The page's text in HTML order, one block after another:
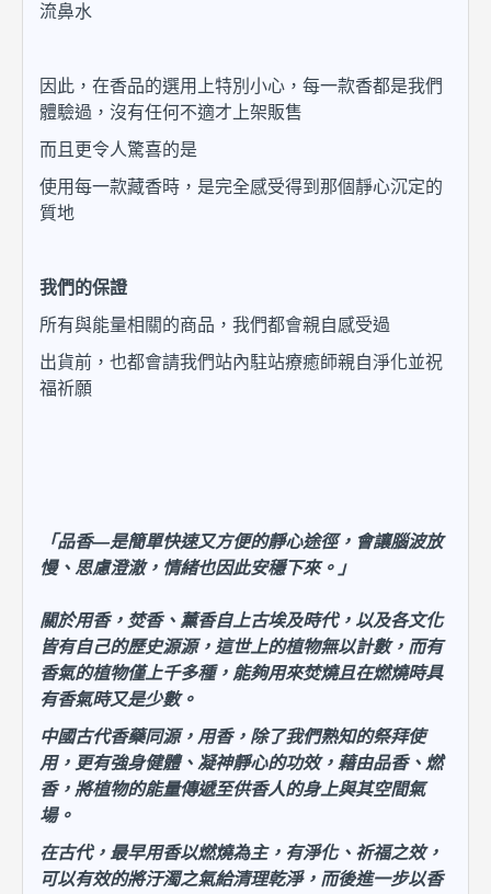
流鼻水
因此，在香品的選用上特別小心，每一款香都是我們
體驗過，沒有任何不適才上架販售
而且更令人驚喜的是
使用每一款藏香時，是完全感受得到那個靜心沉定的
質地
我們的保證
所有與能量相關的商品，我們都會親自感受過
出貨前，也都會請我們站內駐站療癒師親自淨化並祝
福祈願
「品香—是簡單快速又方便的靜心途徑，會讓腦波放
慢、思慮澄澈，情緒也因此安穩下來。」
關於用香，焚香、薰香自上古埃及時代，以及各文化
皆有自己的歷史源源，這世上的植物無以計數，而有
香氣的植物僅上千多種，能夠用來焚燒且在燃燒時具
有香氣時又是少數。
中國古代香藥同源，用香，除了我們熟知的祭拜使
用，更有強身健體、凝神靜心的功效，藉由品香、燃
香，將植物的能量傳遞至供香人的身上與其空間氣
場。
在古代，最早用香以燃燒為主，有淨化、祈福之效，
可以有效的將汙濁之氣給清理乾淨，而後進一步以香